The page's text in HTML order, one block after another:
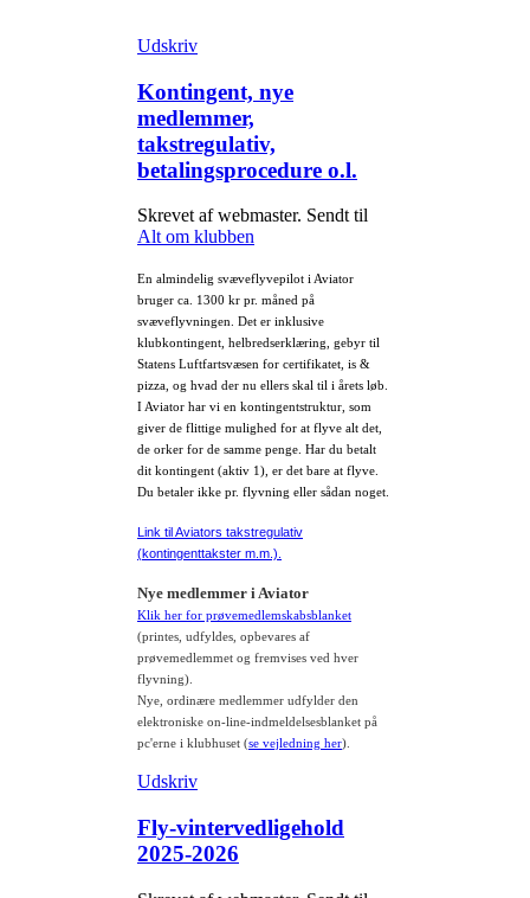
Udskriv
Kontingent, nye
medlemmer,
takstregulativ,
betalingsprocedure o.l.
Skrevet af webmaster. Sendt til
Alt om klubben
En almindelig svæveflyvepilot i Aviator
bruger ca. 1300 kr pr. måned på
svæveflyvningen. Det er inklusive
klubkontingent, helbredserklæring, gebyr til
Statens Luftfartsvæsen for certifikatet, is &
pizza, og hvad der nu ellers skal til i årets løb.
I Aviator har vi en kontingentstruktur, som
giver de flittige mulighed for at flyve alt det,
de orker for de samme penge. Har du betalt
dit kontingent (aktiv 1), er det bare at flyve.
Du betaler ikke pr. flyvning eller sådan noget.
Link til Aviators takstregulativ
(kontingenttakster m.m.).
Nye medlemmer i Aviator
Klik her for prøvemedlemskabsblanket
(printes, udfyldes, opbevares af
prøvemedlemmet og fremvises ved hver
flyvning).
Nye, ordinære medlemmer udfylder den
elektroniske on-line-indmeldelsesblanket på
pc'erne i klubhuset (se vejledning her).
Udskriv
Fly-vintervedligehold
2025-2026